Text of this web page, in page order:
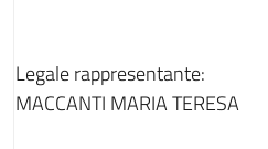
Legale rappresentante:
MACCANTI MARIA TERESA